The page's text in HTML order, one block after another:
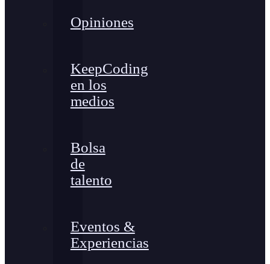
Opiniones
KeepCoding
en los
medios
Bolsa
de
talento
Eventos &
Experiencias